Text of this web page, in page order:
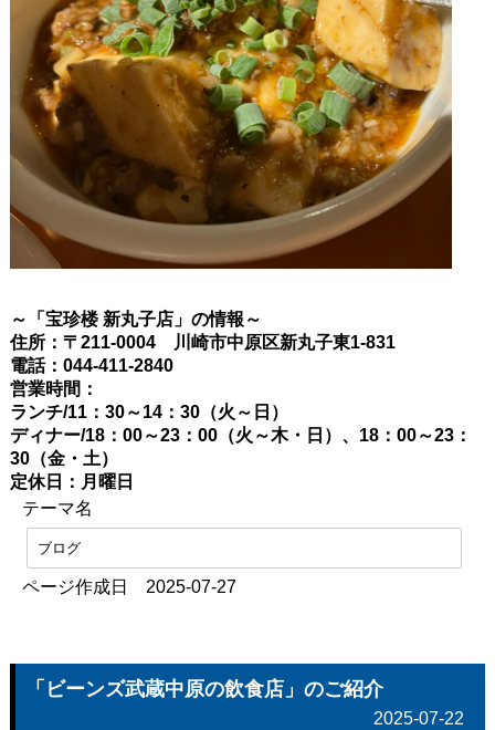
～「宝珍楼 新丸子店」の情報～
住所：〒211-0004 川崎市中原区新丸子東1-831
電話：044-411-2840
営業時間：
ランチ/11：30～14：30（火～日）
ディナー/18：00～23：00（火～木・日）、18：00～23：
30（金・土）
定休日：月曜日
テーマ名
ブログ
ページ作成日 2025-07-27
「ビーンズ武蔵中原の飲食店」のご紹介
2025-07-22